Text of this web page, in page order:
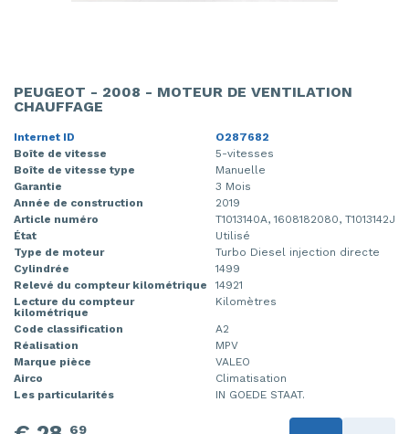
PEUGEOT - 2008 - MOTEUR DE VENTILATION
CHAUFFAGE
Internet ID
O287682
Boîte de vitesse
5-vitesses
Boîte de vitesse type
Manuelle
Garantie
3 Mois
Année de construction
2019
Article numéro
T1013140A, 1608182080, T1013142J
État
Utilisé
Type de moteur
Turbo Diesel injection directe
Cylindrée
1499
Relevé du compteur kilométrique
14921
Lecture du compteur
kilométrique
Kilomètres
Code classification
A2
Réalisation
MPV
Marque pièce
VALEO
Airco
Climatisation
Les particularités
IN GOEDE STAAT.
69